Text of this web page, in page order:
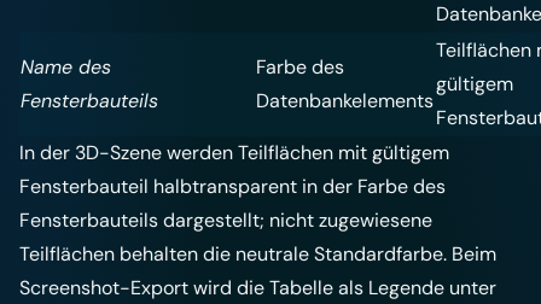
Name des
Fensterbauteils
Farbe des
Datenbankelements
Teilflächen
gültigem
In der 3D-Szene werden Teilflächen mit gültigem
Fensterbauteil halbtransparent in der Farbe des
Fensterbauteils dargestellt; nicht zugewiesene
Teilflächen behalten die neutrale Standardfarbe. Beim
Screenshot-Exportwird die Tabelle als Legende unter